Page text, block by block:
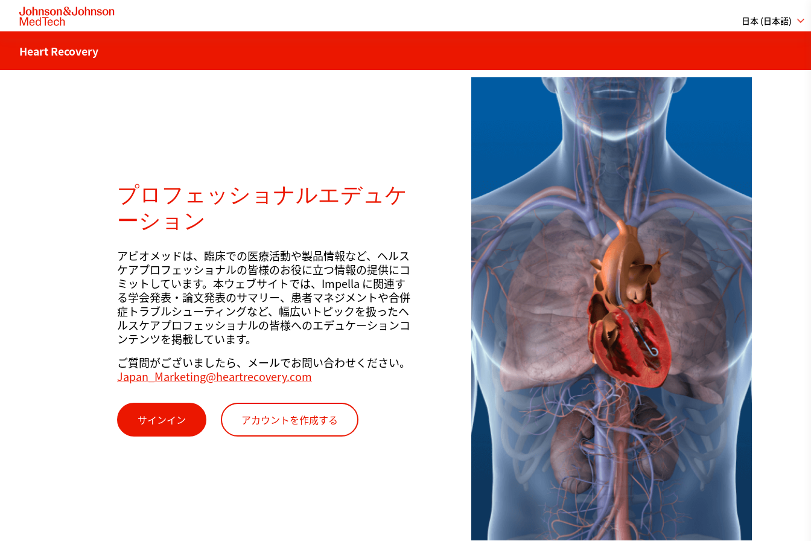
Heart Recovery
日本 (日本語)
プロフェッショナルエデュケ
ーション
アビオメッドは、臨床での医療活動や製品情報など、ヘルス
ケアプロフェッショナルの皆様のお役に立つ情報の提供にコ
ミットしています。本ウェブサイトでは、Impella に関連す
る学会発表・論文発表のサマリー、患者マネジメントや合併
症トラブルシューティングなど、幅広いトピックを扱ったヘ
ルスケアプロフェッショナルの皆様へのエデュケーションコ
ンテンツを掲載しています。
ご質問がございましたら、メールでお問い合わせください。
Japan_Marketing@heartrecovery.com